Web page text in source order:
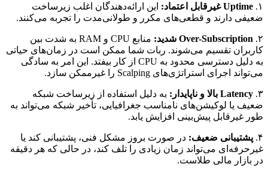
۱. Uptime غیرقابل اعتماد:
این ارائه‌دهندگان اغلب زیرساخت
ضعیفی دارند و قطعی‌های مکرر و طولانی‌مدت را تجربه می‌کنند.
۲. Over-Subscription شدید:
منابع CPU و RAM به شدت بین
کاربران تقسیم می‌شوند. ربات شما ممکن است در زمان‌های حیاتی
به دلیل دسترسی محدود به CPU از کار بیفتد. این امر به سادگی
می‌تواند اجرای استراتژی‌های Scalping را غیرممکن سازد.
۳. Latency بالا و ناپایدار:
به دلیل استفاده از زیرساخت شبکه
ضعیف یا لوکیشن‌های نامناسب جغرافیایی، تأخیر شبکه می‌تواند به
طور غیرقابل پیش‌بینی افزایش یابد.
۴. پشتیبانی ضعیف: در صورت بروز مشکل فنی، پشتیبانی کند یا
غیرحرفه‌ای می‌تواند زمان زیادی را تلف کند، در حالی که هر دقیقه
در بازار مالی طلاست.